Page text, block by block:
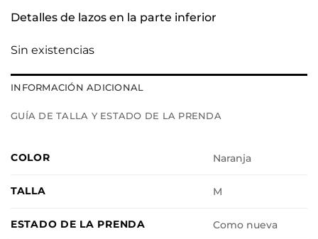
Detalles de lazos en la parte inferior
Sin existencias
INFORMACIÓN ADICIONAL
GUÍA DE TALLA Y ESTADO DE LA PRENDA
COLOR Naranja
TALLA M
ESTADO DE LA PRENDA Como nueva